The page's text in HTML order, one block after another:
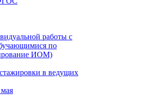
работы с
по
ИОМ)
в ведущих